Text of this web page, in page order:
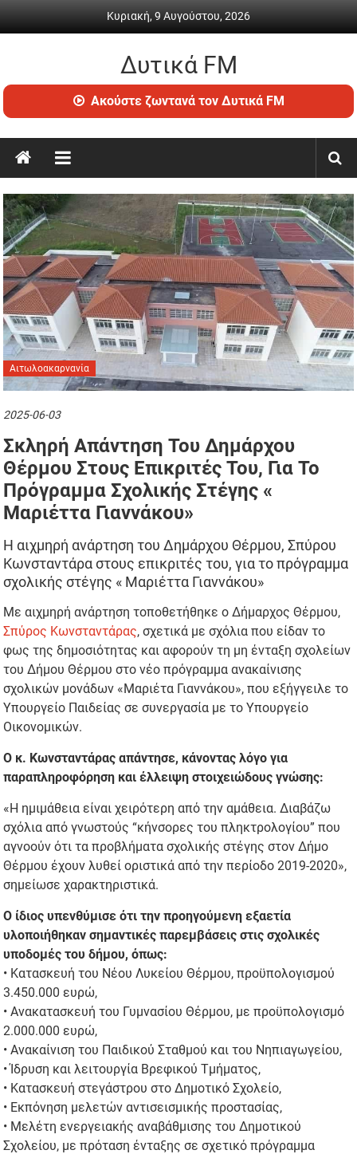
Κυριακή, 9 Αυγούστου, 2026
Δυτικά FM
Ραδιόφωνο
•
ενημέρωση
Ακούστε ζωντανά τον Δυτικά FM
Αιτωλοακαρνανία
2025-06-03
Σκληρή Απάντηση Του Δημάρχου
Θέρμου Στους Επικριτές Του, Για Το
Πρόγραμμα Σχολικής Στέγης «
Μαριέττα Γιαννάκου»
Η αιχμηρή ανάρτηση του Δημάρχου Θέρμου, Σπύρου
Κωνσταντάρα στους επικριτές του, για το πρόγραμμα
σχολικής στέγης « Μαριέττα Γιαννάκου»
Με αιχμηρή ανάρτηση τοποθετήθηκε ο Δήμαρχος Θέρμου,
Σπύρος Κωνσταντάρας, σχετικά με σχόλια που είδαν το
φως της δημοσιότητας και αφορούν τη μη ένταξη σχολείων
του Δήμου Θέρμου στο νέο πρόγραμμα ανακαίνισης
σχολικών μονάδων «Μαριέτα Γιαννάκου», που εξήγγειλε το
Υπουργείο Παιδείας σε συνεργασία με το Υπουργείο
Οικονομικών.
Ο κ. Κωνσταντάρας απάντησε, κάνοντας λόγο για
παραπληροφόρηση και έλλειψη στοιχειώδους γνώσης:
«Η ημιμάθεια είναι χειρότερη από την αμάθεια. Διαβάζω
σχόλια από γνωστούς “κήνσορες του πληκτρολογίου” που
αγνοούν ότι τα προβλήματα σχολικής στέγης στον Δήμο
Θέρμου έχουν λυθεί οριστικά από την περίοδο 2019-2020»,
σημείωσε χαρακτηριστικά.
Ο ίδιος υπενθύμισε ότι την προηγούμενη εξαετία
υλοποιήθηκαν σημαντικές παρεμβάσεις στις σχολικές
υποδομές του δήμου, όπως:
• Κατασκευή του Νέου Λυκείου Θέρμου, προϋπολογισμού
3.450.000 ευρώ,
• Ανακατασκευή του Γυμνασίου Θέρμου, με προϋπολογισμό
2.000.000 ευρώ,
• Ανακαίνιση του Παιδικού Σταθμού και του Νηπιαγωγείου,
• Ίδρυση και λειτουργία Βρεφικού Τμήματος,
• Κατασκευή στεγάστρου στο Δημοτικό Σχολείο,
• Εκπόνηση μελετών αντισεισμικής προστασίας,
• Μελέτη ενεργειακής αναβάθμισης του Δημοτικού
Σχολείου, με πρόταση ένταξης σε σχετικό πρόγραμμα